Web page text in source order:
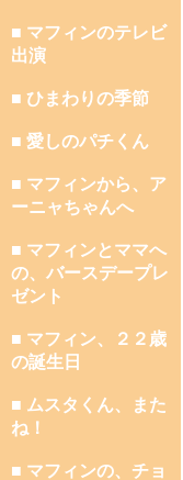
■ マフィンのテレビ
出演
■ ひまわりの季節
■ 愛しのパチくん
■ マフィンから、ア
ーニャちゃんへ
■ マフィンとママへ
の、バースデープレ
ゼント
■ マフィン、２２歳
の誕生日
■ ムスタくん、また
ね！
■ マフィンの、チョ